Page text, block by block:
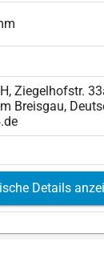
Ziegelhofstr.
Breisgau,
Details